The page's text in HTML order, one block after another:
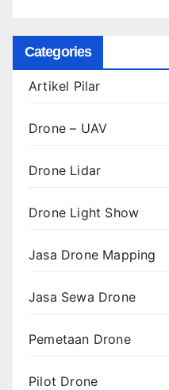
Categories
Artikel Pilar
Drone – UAV
Drone Lidar
Drone Light Show
Jasa Drone Mapping
Jasa Sewa Drone
Pemetaan Drone
Pilot Drone